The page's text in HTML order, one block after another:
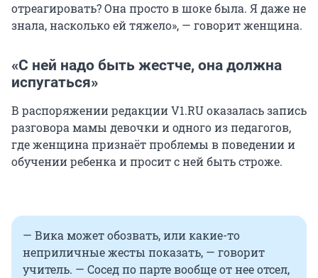
отреагировать? Она просто в шоке была. Я даже не
знала, насколько ей тяжело», — говорит женщина.
«С ней надо быть жестче, она должна
испугаться»
В распоряжении редакции V1.RU оказалась запись
разговора мамы девочки и одного из педагогов,
где женщина признаёт проблемы в поведении и
обучении ребенка и просит с ней быть строже.
— Вика может обозвать, или какие-то
неприличные жесты показать, — говорит
учитель. — Сосед по парте вообще от нее отсел,